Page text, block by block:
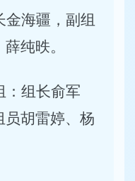
金海疆，副组
薛纯昳。
：组长俞军
员胡雷婷、杨